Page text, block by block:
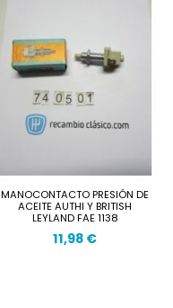
MANOCONTACTO PRESIÓN DE
ACEITE AUTHI Y BRITISH
LEYLAND FAE 1138
11,98 €